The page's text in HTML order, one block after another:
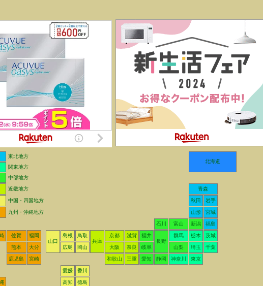
東北地方
北海道
関東地方
中部地方
近畿地方
青森
中国・四国地方 秋田 岩手
九州・沖縄地方 山形 宮城
石川 富山 新潟 福島
佐賀
福岡
山口
島根
鳥取
兵庫
京都 滋賀
福井
長野
群馬 栃木 茨城
熊本 大分 広島 岡山 大阪 奈良 岐阜 山梨 埼玉 千葉
鹿児島 宮崎 和歌山 三重 愛知 静岡 神奈川 東京
愛媛 香川
高知 徳島